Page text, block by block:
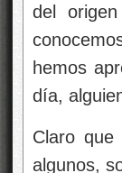
del
hemos
día,
Claro
algunos,